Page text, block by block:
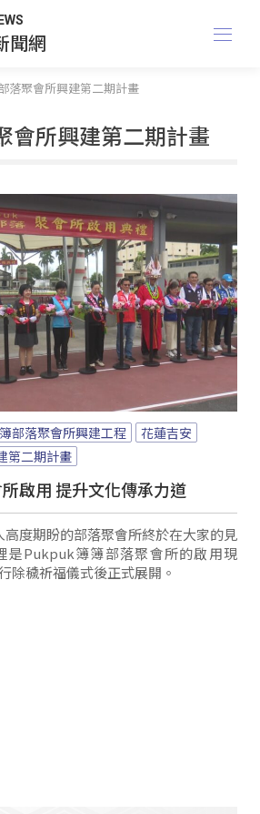
聞網
落聚會所興建第二期計畫
會所興建第二期計畫
部落聚會所興建工程
花蓮吉安
第二期計畫
啟用 提升文化傳承力道
高度期盼的部落聚會所終於在大家的見
是Pukpuk簿簿部落聚會所的啟用現
除穢祈福儀式後正式展開。